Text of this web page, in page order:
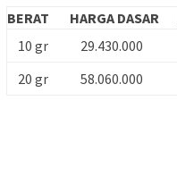
BERAT HARGA DASAR
10 gr
29.430.000
20 gr
58.060.000